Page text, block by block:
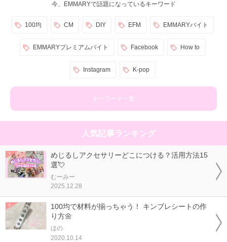
今、EMMARYで話題になっているキーワード
100均 CM DIY EFM EMMARYバイト
EMMARYプレミアムバイト Facebook How to
Instagram K-pop
キーワード一覧
人気記事ランキング
めじるしアクセサリーどこにつける？活用方法15
選💘
むーみー
2025.12.28
100均で材料が揃っちゃう！ キンブレシートの作
り方🌼
ほの
2020.10.14